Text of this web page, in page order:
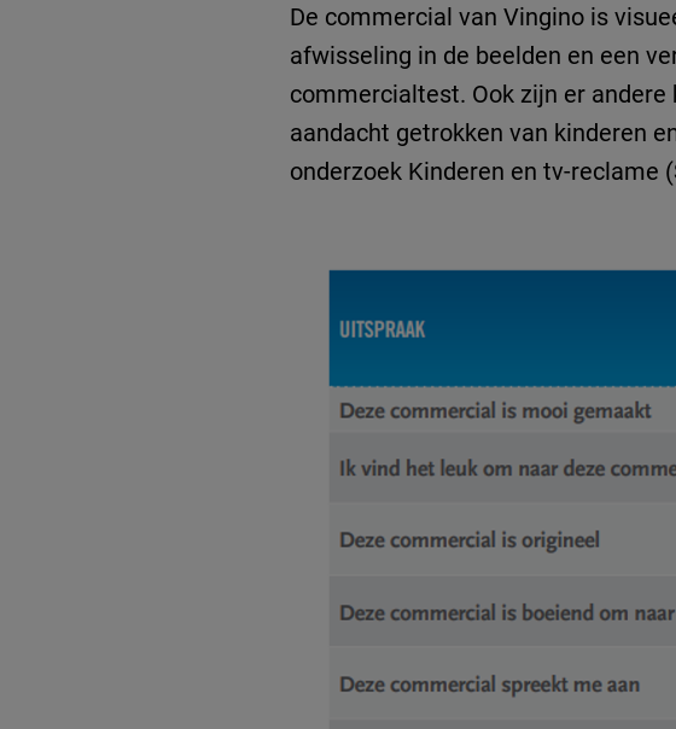
De commercial van Vingino is
afwisseling in de beelden en een
commercialtest. Ook zijn er
aandacht getrokken van kinderen
onderzoek Kinderen en tv-reclame